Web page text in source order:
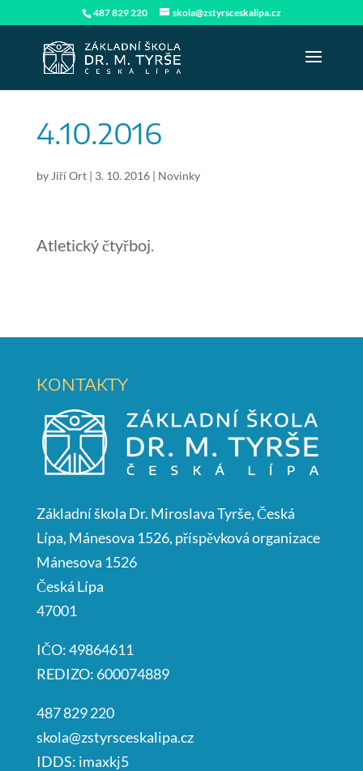
487 829 220 skola@zstyrsceskalipa.cz
4.10.2016
by Jiří Ort| 3. 10. 2016| Novinky
Atletický čtyřboj.
KONTAKTY
Základní škola Dr. Miroslava Tyrše, Česká
Lípa, Mánesova 1526, příspěvková organizace
Mánesova 1526
Česká Lípa
47001
IČO: 49864611
REDIZO: 600074889
487 829 220
skola@zstyrsceskalipa.cz
IDDS: imaxkj5